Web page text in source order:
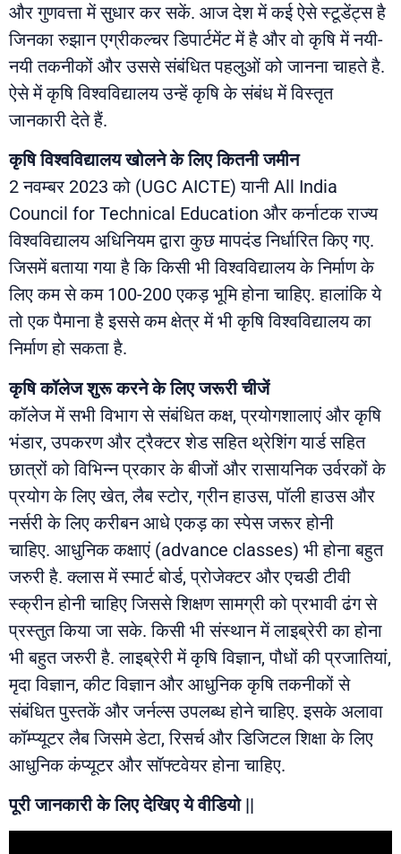
और गुणवत्ता में सुधार कर सकें. आज देश में कई ऐसे स्टूडेंट्स है
जिनका रुझान एग्रीकल्चर डिपार्टमेंट में है और वो कृषि में नयी-
नयी तकनीकों और उससे संबंधित पहलुओं को जानना चाहते है.
ऐसे में कृषि विश्वविद्यालय उन्हें कृषि के संबंध में विस्तृत
जानकारी देते हैं.
कृषि विश्वविद्यालय खोलने के लिए कितनी जमीन
2 नवम्बर 2023 को (UGC AICTE) यानी All India
Council for Technical Education और कर्नाटक राज्य
विश्वविद्यालय अधिनियम द्वारा कुछ मापदंड निर्धारित किए गए.
जिसमें बताया गया है कि किसी भी विश्वविद्यालय के निर्माण के
लिए कम से कम 100-200 एकड़ भूमि होना चाहिए. हालांकि ये
तो एक पैमाना है इससे कम क्षेत्र में भी कृषि विश्वविद्यालय का
निर्माण हो सकता है.
कृषि कॉलेज शुरू करने के लिए जरूरी चीजें
कॉलेज में सभी विभाग से संबंधित कक्ष, प्रयोगशालाएं और कृषि
भंडार, उपकरण और ट्रैक्टर शेड सहित थ्रेशिंग यार्ड सहित
छात्रों को विभिन्न प्रकार के बीजों और रासायनिक उर्वरकों के
प्रयोग के लिए खेत, लैब स्टोर, ग्रीन हाउस, पॉली हाउस और
नर्सरी के लिए करीबन आधे एकड़ का स्पेस जरूर होनी
चाहिए. आधुनिक कक्षाएं (advance classes) भी होना बहुत
जरुरी है. क्लास में स्मार्ट बोर्ड, प्रोजेक्टर और एचडी टीवी
स्क्रीन होनी चाहिए जिससे शिक्षण सामग्री को प्रभावी ढंग से
प्रस्तुत किया जा सके. किसी भी संस्थान में लाइब्रेरी का होना
भी बहुत जरुरी है. लाइब्रेरी में कृषि विज्ञान, पौधों की प्रजातियां,
मृदा विज्ञान, कीट विज्ञान और आधुनिक कृषि तकनीकों से
संबंधित पुस्तकें और जर्नल्स उपलब्ध होने चाहिए. इसके अलावा
कॉम्प्यूटर लैब जिसमे डेटा, रिसर्च और डिजिटल शिक्षा के लिए
आधुनिक कंप्यूटर और सॉफ्टवेयर होना चाहिए.
पूरी जानकारी के लिए देखिए ये वीडियो ||